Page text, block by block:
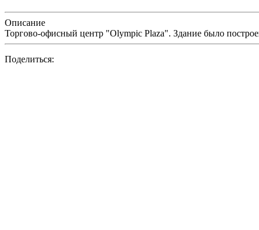
Описание
Торгово-офисный центр "Olympic Plaza". Здание было
Поделиться: